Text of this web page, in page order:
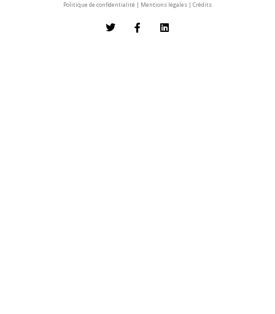
Politique de confidentialité | Mentions légales | Crédits